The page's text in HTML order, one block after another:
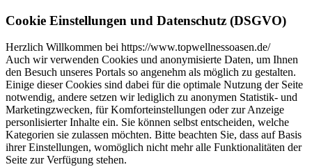
Cookie Einstellungen und Datenschutz (DSGVO)
Herzlich Willkommen bei https://www.topwellnessoasen.de/
Auch wir verwenden Cookies und anonymisierte Daten, um Ihnen
den Besuch unseres Portals so angenehm als möglich zu gestalten.
Einige dieser Cookies sind dabei für die optimale Nutzung der Seite
notwendig, andere setzen wir lediglich zu anonymen Statistik- und
Marketingzwecken, für Komforteinstellungen oder zur Anzeige
personlisierter Inhalte ein. Sie können selbst entscheiden, welche
Kategorien sie zulassen möchten. Bitte beachten Sie, dass auf Basis
ihrer Einstellungen, womöglich nicht mehr alle Funktionalitäten der
Seite zur Verfügung stehen.